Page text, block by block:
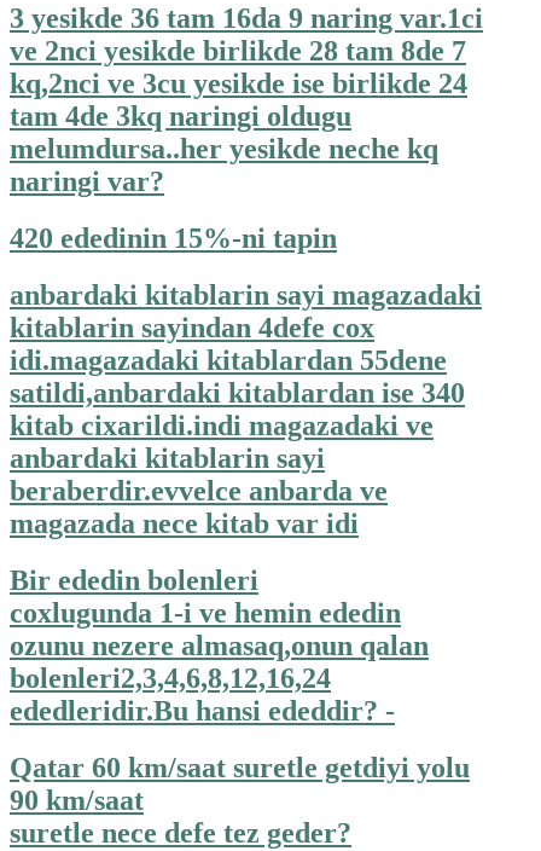
3 yesikde 36 tam 16da 9 naring var.1ci
ve 2nci yesikde birlikde 28 tam 8de 7
kq,2nci ve 3cu yesikde ise birlikde 24
tam 4de 3kq naringi oldugu
melumdursa..her yesikde neche kq
naringi var?
420 ededinin 15%-ni tapin
anbardaki kitablarin sayi magazadaki
kitablarin sayindan 4defe cox
idi.magazadaki kitablardan 55dene
satildi,anbardaki kitablardan ise 340
kitab cixarildi.indi magazadaki ve
anbardaki kitablarin sayi
beraberdir.evvelce anbarda ve
magazada nece kitab var idi
Bir ededin bolenleri
coxlugunda 1-i ve hemin ededin
ozunu nezere almasaq,onun qalan
bolenleri2,3,4,6,8,12,16,24
ededleridir.Bu hansi ededdir? -
Qatar 60 km/saat suretle getdiyi yolu
90 km/saat
suretle nece defe tez geder?